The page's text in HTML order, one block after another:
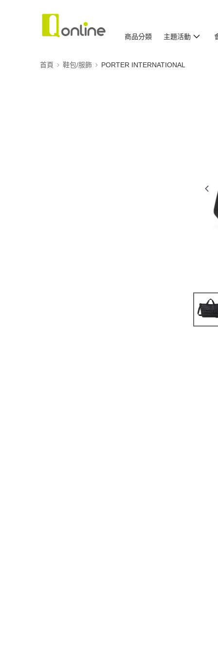
商品分類 主題活動
首頁 鞋包/服飾 PORTER INTERNATIONAL